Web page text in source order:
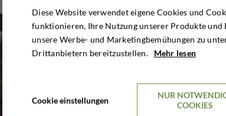
Diese Website verwendet eigene Cookies und
funktionieren, Ihre Nutzung unserer Produkte und
unsere Werbe- und Marketingbemühungen zu
Drittanbietern bereitzustellen. Mehr lesen
Cookie einstellungen
NUR
COOKIES